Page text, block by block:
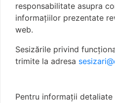
responsabilitate asupra
informațiilor prezentate
web.
Sesizările privind
trimite la adresa
Pentru informații